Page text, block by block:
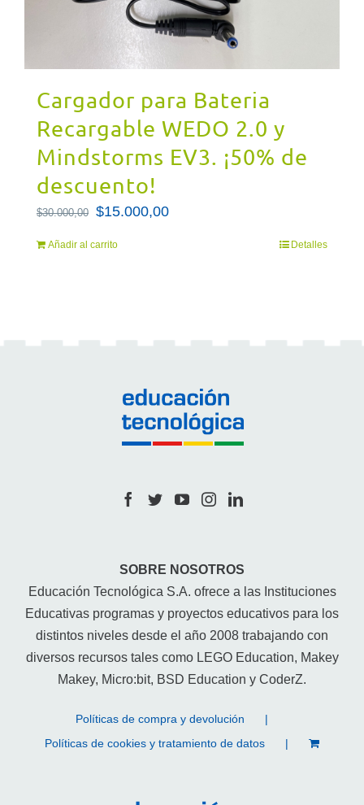
Cargador para Bateria
Recargable WEDO 2.0 y
Mindstorms EV3. ¡50% de
descuento!
$30.000,00 El
$15.000,00El
Añadir al carrito Detalles
SOBRE NOSOTROS
Educación Tecnológica S.A. ofrece a las Instituciones
Educativas programas y proyectos educativos para los
distintos niveles desde el año 2008 trabajando con
diversos recursos tales como LEGO Education, Makey
Makey, Micro:bit, BSD Education y CoderZ.
Políticas de compra y devolución
Políticas de cookies y tratamiento de datos